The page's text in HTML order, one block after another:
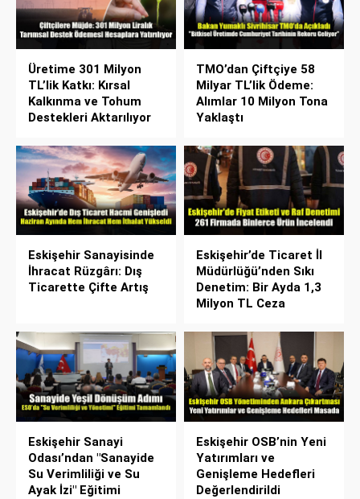
Üretime 301 Milyon
TL’lik Katkı: Kırsal
Kalkınma ve Tohum
Destekleri Aktarılıyor
TMO’dan Çiftçiye 58
Milyar TL’lik Ödeme:
Alımlar 10 Milyon Tona
Yaklaştı
Eskişehir Sanayisinde
İhracat Rüzgârı: Dış
Ticarette Çifte Artış
Eskişehir’de Ticaret İl
Müdürlüğü’nden Sıkı
Denetim: Bir Ayda 1,3
Milyon TL Ceza
Eskişehir Sanayi
Odası’ndan "Sanayide
Su Verimliliği ve Su
Ayak İzi" Eğitimi
Eskişehir OSB’nin Yeni
Yatırımları ve
Genişleme Hedefleri
Değerlendirildi